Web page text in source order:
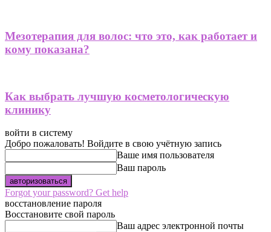
Мезотерапия для волос: что это, как работает и
кому показана?
Как выбрать лучшую косметологическую
клинику
войти в систему
Добро пожаловать! Войдите в свою учётную запись
Ваше имя пользователя
Ваш пароль
Forgot your password? Get help
восстановление пароля
Восстановите свой пароль
Ваш адрес электронной почты